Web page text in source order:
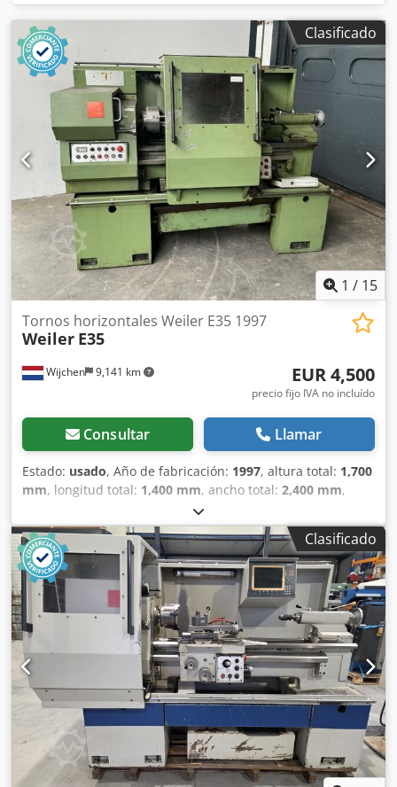
Clasificado
1 / 15
Wijchen 9,141 km
Tornos horizontales Weiler E35 1997
Weiler E35
EUR 4,500
precio fijo IVA no incluído
Consultar Llamar
Estado: usado, Año de fabricación: 1997, altura total: 1,700
mm, longitud total: 1,400 mm, ancho total: 2,400 mm,
Color: Verde Peso en vacío: 3.000 kg - Año de fabricación:
1997 - Documentación disponible: Sí - Marcado CE: Sí -
Certificado CE: No - Número de serie: 270 - Método de
programación: Teach-in - Altura máxima entre puntos
[mm]: 210 - Diámetro de giro de la mesa [mm]: 420
Cjdpjwnh I Sefx Aggsha - Distancia entre puntos [mm]: 900
- Paso del husillo [mm]: 55 - Velocidad mínima del husillo
[rpm]: 4 - Velocidad máxima del husillo [rpm]: 3000 -
Opciones: Pantalla digital - Tipo de pantalla digital: Weiler
- Control: CNC - Dimensiones de transporte: 1400 mm x
2400 mm x 1700 mm (largo x ancho x alto) - Peso de
transporte [kg]: 3000 kg Información financiera IVA: El
precio indicado no incluye el IVA. IVA/Régimen de margen:
IVA deducible para empresas. Entrega y aceptación de
equipos usados posible en cualquier momento para todos
Clasificado